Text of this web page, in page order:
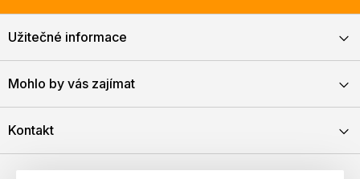
Užitečné informace
Mohlo by vás zajímat
Kontakt